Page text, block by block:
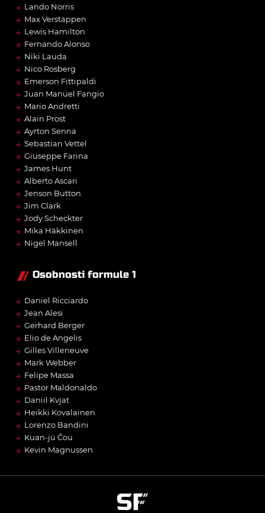
→ Lando Norris
→ Max Verstappen
→ Lewis Hamilton
→ Fernando Alonso
→ Niki Lauda
→ Nico Rosberg
→ Emerson Fittipaldi
→ Juan Manuel Fangio
→ Mario Andretti
→ Alain Prost
→ Ayrton Senna
→ Sebastian Vettel
→ Giuseppe Farina
→ James Hunt
→ Alberto Ascari
→ Jenson Button
→ Jim Clark
→ Jody Scheckter
→ Mika Häkkinen
→ Nigel Mansell
Osobnosti formule 1
→ Daniel Ricciardo
→ Jean Alesi
→ Gerhard Berger
→ Elio de Angelis
→ Gilles Villeneuve
→ Mark Webber
→ Felipe Massa
→ Pastor Maldonaldo
→ Daniil Kvjat
→ Heikki Kovalainen
→ Lorenzo Bandini
→ Kuan-jü Čou
→ Kevin Magnussen